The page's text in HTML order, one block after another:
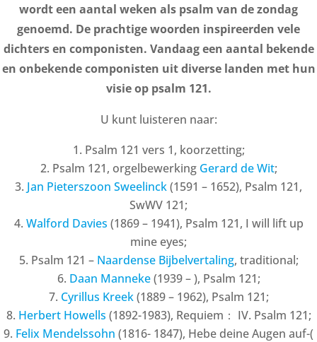
wordt een aantal weken als psalm van de zondag
genoemd. De prachtige woorden inspireerden vele
dichters en componisten. Vandaag een aantal bekende
en onbekende componisten uit diverse landen met hun
visie op psalm 121.
U kunt luisteren naar:
Psalm 121 vers 1, koorzetting;
Psalm 121, orgelbewerking Gerard de Wit;
Jan Pieterszoon Sweelinck(1591 – 1652), Psalm 121,
SwWV 121;
Walford Davies (1869 – 1941), Psalm 121, I will lift up
mine eyes;
Psalm 121 – Naardense Bijbelvertaling, traditional;
Daan Manneke(1939 – ), Psalm 121;
Cyrillus Kreek(1889 – 1962), Psalm 121;
Herbert Howells (1892-1983), Requiem： IV. Psalm 121;
Felix Mendelssohn (1816- 1847), Hebe deine Augen auf-(